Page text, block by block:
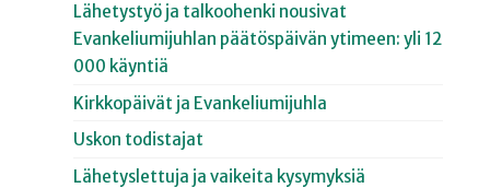
Lähetystyö ja talkoohenki nousivat
Evankeliumijuhlan päätöspäivän ytimeen: yli 12
000 käyntiä
Kirkkopäivät ja Evankeliumijuhla
Uskon todistajat
Lähetyslettuja ja vaikeita kysymyksiä